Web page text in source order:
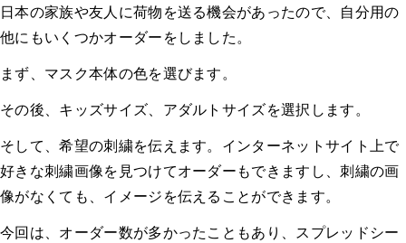
日本の家族や友人に荷物を送る機会があったので、自分用の
他にもいくつかオーダーをしました。
まず、マスク本体の色を選びます。
その後、キッズサイズ、アダルトサイズを選択します。
そして、希望の刺繍を伝えます。インターネットサイト上で
好きな刺繍画像を見つけてオーダーもできますし、刺繍の画
像がなくても、イメージを伝えることができます。
今回は、オーダー数が多かったこともあり、スプレッドシー